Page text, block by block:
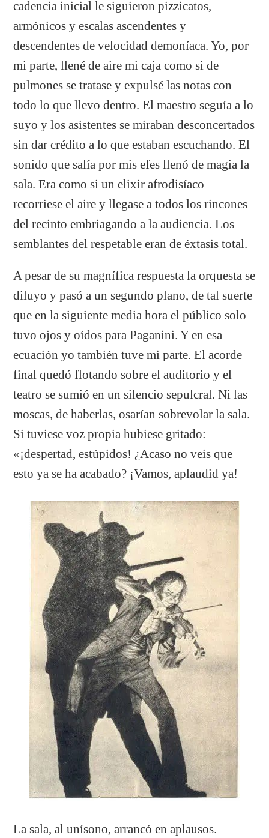
cadencia inicial le siguieron pizzicatos,
armónicos y escalas ascendentes y
descendentes de velocidad demoníaca. Yo, por
mi parte, llené de aire mi caja como si de
pulmones se tratase y expulsé las notas con
todo lo que llevo dentro. El maestro seguía a lo
suyo y los asistentes se miraban desconcertados
sin dar crédito a lo que estaban escuchando. El
sonido que salía por mis efes llenó de magia la
sala. Era como si un elixir afrodisíaco
recorriese el aire y llegase a todos los rincones
del recinto embriagando a la audiencia. Los
semblantes del respetable eran de éxtasis total.
A pesar de su magnífica respuesta la orquesta se
diluyo y pasó a un segundo plano, de tal suerte
que en la siguiente media hora el público solo
tuvo ojos y oídos para Paganini. Y en esa
ecuación yo también tuve mi parte. El acorde
final quedó flotando sobre el auditorio y el
teatro se sumió en un silencio sepulcral. Ni las
moscas, de haberlas, osarían sobrevolar la sala.
Si tuviese voz propia hubiese gritado:
«¡despertad, estúpidos! ¿Acaso no veis que
esto ya se ha acabado? ¡Vamos, aplaudid ya!
La sala, al unísono, arrancó en aplausos.